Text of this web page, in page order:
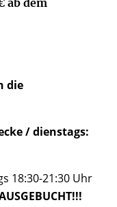
die
/ dienstags:
18:30-21:30 Uhr